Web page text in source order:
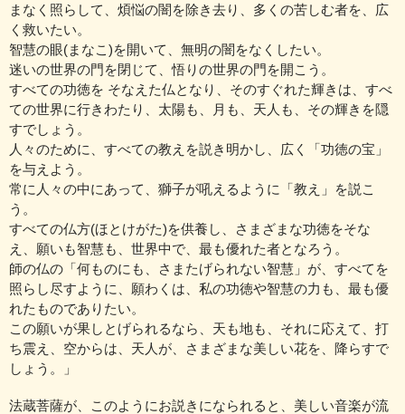
まなく照らして、煩悩の闇を除き去り、多くの苦しむ者を、広
く救いたい。
智慧の眼(まなこ)を開いて、無明の闇をなくしたい。
迷いの世界の門を閉じて、悟りの世界の門を開こう。
すべての功徳を そなえた仏となり、そのすぐれた輝きは、すべ
ての世界に行きわたり、太陽も、月も、天人も、その輝きを隠
すでしょう。
人々のために、すべての教えを説き明かし、広く「功徳の宝」
を与えよう。
常に人々の中にあって、獅子が吼えるように「教え」を説こ
う。
すべての仏方(ほとけがた)を供養し、さまざまな功徳をそな
え、願いも智慧も、世界中で、最も優れた者となろう。
師の仏の「何ものにも、さまたげられない智慧」が、すべてを
照らし尽すように、願わくは、私の功徳や智慧の力も、最も優
れたものでありたい。
この願いが果しとげられるなら、天も地も、それに応えて、打
ち震え、空からは、天人が、さまざまな美しい花を、降らすで
しょう。」
法蔵菩薩が、このようにお説きになられると、美しい音楽が流